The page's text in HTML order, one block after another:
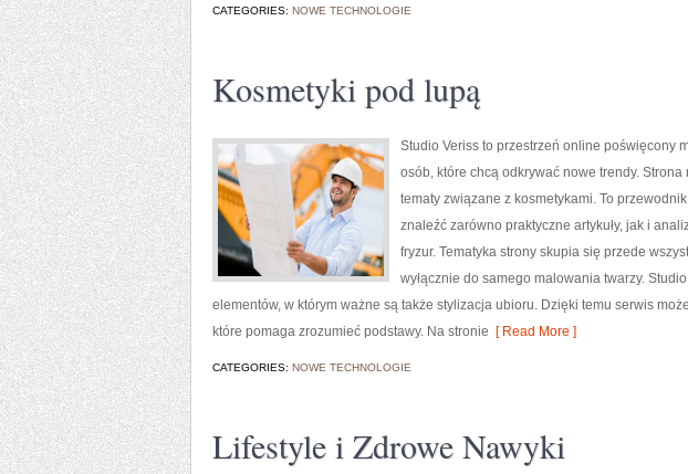
CATEGORIES: NOWE TECHNOLOGIE
Kosmetyki pod lupą
Studio Veriss to przestrzeń online poświęcony
osób, które chcą odkrywać nowe trendy.
tematy związane z kosmetykami. To
znaleźć zarówno praktyczne artykuły, jak i
fryzur. Tematyka strony skupia się przede
wyłącznie do samego malowania twarzy.
elementów, w którym ważne są także stylizacja ubioru. Dzięki temu serwis
które pomaga zrozumieć podstawy. Na stronie [ Read More ]
CATEGORIES: NOWE TECHNOLOGIE
Lifestyle i Zdrowe Nawyki